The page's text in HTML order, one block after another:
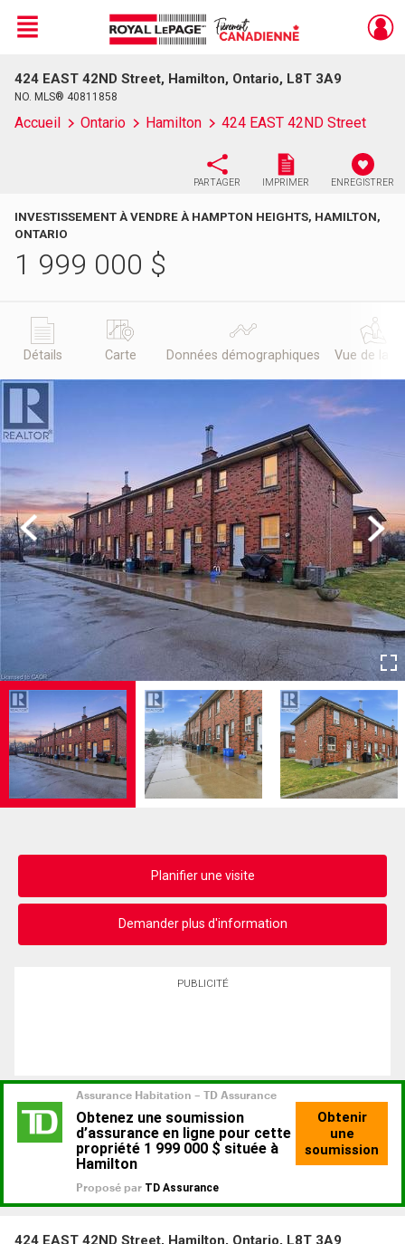
Live
En Direct
Menu
424 EAST 42ND Street, Hamilton, Ontario, L8T 3A9
NO. MLS® 40811858
Accueil Ontario Hamilton 424 EAST 42ND Street
PARTAGER IMPRIMER ENREGISTRER
INVESTISSEMENT À VENDRE À HAMPTON HEIGHTS, HAMILTON,
ONTARIO
1 999 000 $
Détails Carte Données démographiques Vue de la
Previous Next
Planifier une visite
Demander plus d'information
PUBLICITÉ
424 EAST 42ND Street, Hamilton, Ontario, L8T 3A9